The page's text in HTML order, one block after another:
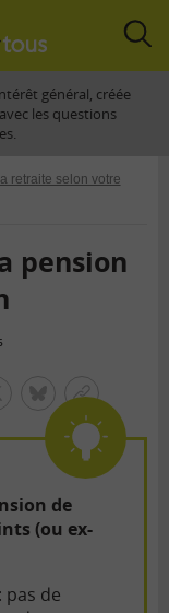
général, créée
les questions
retraite selon votre
pension
TwitterblueskyCopier
le
lien
de
(ou ex-
: pas de